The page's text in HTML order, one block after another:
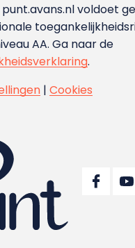
voldoet
AA. Ga naar de
.
| Cookies